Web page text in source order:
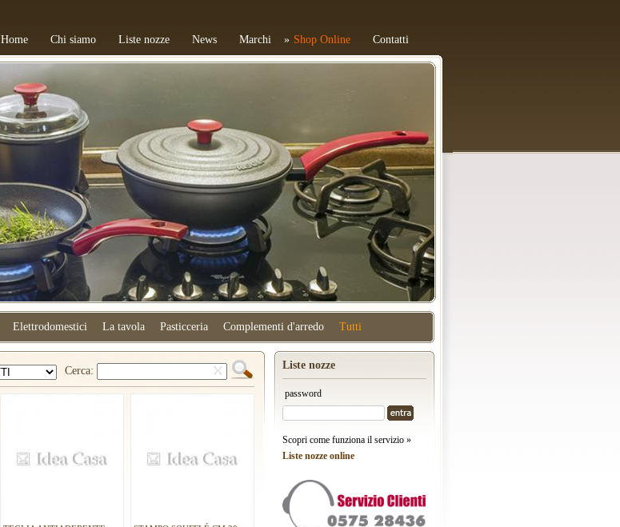
Home Chi siamo Liste nozze News Marchi Shop Online Contatti
Elettrodomestici La tavola Pasticceria Complementi d'arredo Tutti
Cerca: Liste nozze
password
Scopri come funziona il servizio »
Liste nozze online